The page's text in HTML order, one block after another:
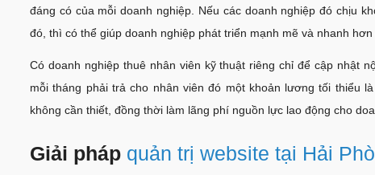
đáng có của mỗi doanh nghiệp. Nếu các doanh nghiệp đó chịu
đó, thì có thể giúp doanh nghiệp phát triển mạnh mẽ và nhanh
Có doanh nghiệp thuê nhân viên kỹ thuật riêng chỉ để cập nhật
mỗi tháng phải trả cho nhân viên đó một khoản lương tối thiểu
không cần thiết, đồng thời làm lãng phí nguồn lực lao động cho
Giải pháp quản trị website tại Hải